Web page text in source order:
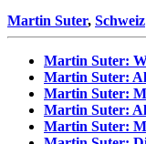
Martin Suter, Schweiz
Martin Suter:
Martin Suter:
Martin Suter:
Martin Suter:
Martin Suter: